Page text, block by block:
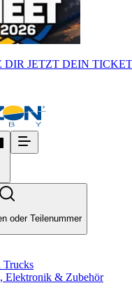
DIR JETZT DEIN
oder Teilenummer
Trucks
Elektronik & Zubehör